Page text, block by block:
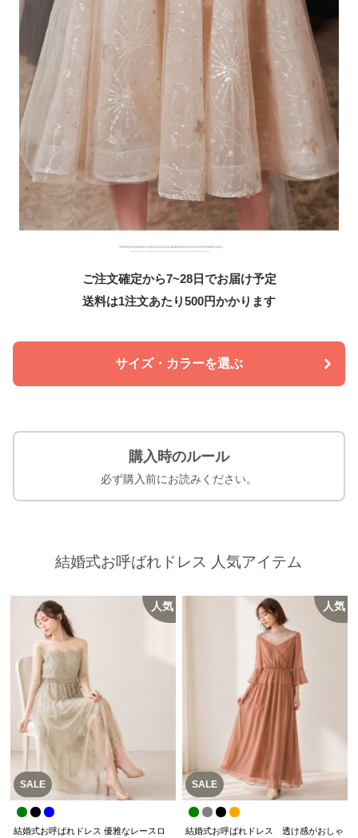
ご注文確定から7~28日でお届け予定
送料は1注文あたり500円かかります
サイズ・カラーを選ぶ
購入時のルール
必ず購入前にお読みください。
結婚式お呼ばれドレス 人気アイテム
SALE
人気
結婚式お呼ばれドレス 優雅なレースロ
SALE
人気
結婚式お呼ばれドレス 透け感がおしゃ